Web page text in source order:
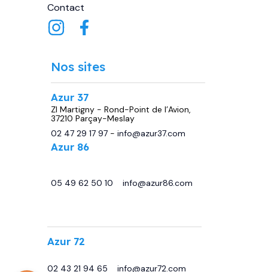
Contact
Nos sites
Azur 37
ZI Martigny - Rond-Point de l’Avion,
37210 Parçay-Meslay
02 47 29 17 97- info@azur37.com
Azur 86
05 49 62 50 10
info@azur86.com
Azur 72
02 43 21 94 65
info@azur72.com